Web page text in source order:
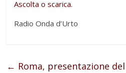
Ascolta o scarica.
Radio Onda d’Urto
← Roma, presentazione